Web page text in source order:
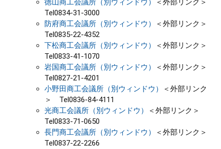
徳山商工会議所（別ウィンドウ）
＜外部リンク＞
Tel0834-31-3000
防府商工会議所（別ウィンドウ）
＜外部リンク＞
Tel0835-22-4352
下松商工会議所（別ウィンドウ）
＜外部リンク＞
Tel0833-41-1070
岩国商工会議所（別ウィンドウ）
＜外部リンク＞
Tel0827-21-4201
小野田商工会議所（別ウィンドウ）
＜外部リンク
＞
Tel0836-84-4111
光商工会議所（別ウィンドウ）
＜外部リンク＞
Tel0833-71-0650
長門商工会議所（別ウィンドウ）
＜外部リンク＞
Tel0837-22-2266